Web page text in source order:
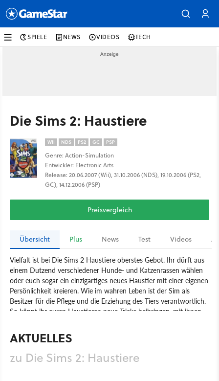
SPIELE NEWS VIDEOS TECH
Die Sims 2: Haustiere
WII NDS PS2 GC PSP
Genre: Action-Simulation
Entwickler: Electronic Arts
Release: 20.06.2007 (Wii), 31.10.2006 (NDS), 19.10.2006 (PS2,
GC), 14.12.2006 (PSP)
Preisvergleich
Übersicht Plus News Test Videos
Vielfalt ist bei Die Sims 2 Haustiere oberstes Gebot. Ihr dürft aus
einem Dutzend verschiedener Hunde- und Katzenrassen wählen
oder euch sogar ein einzigartiges neues Haustier mit einer eigenen
Persönlichkeit kreieren. Wie im wahren Leben ist der Sim als
Besitzer für die Pflege und die Erziehung des Tiers verantwortlich.
So könnt ihr euren Haustieren neue Tricks beibringen, mit ihnen
ihnen sogar verantwortungsvolle Aufgaben übertragen.
PlayStation 2
PSP Wii Nintendo PlayStation
AKTUELLES
zu Die Sims 2: Haustiere